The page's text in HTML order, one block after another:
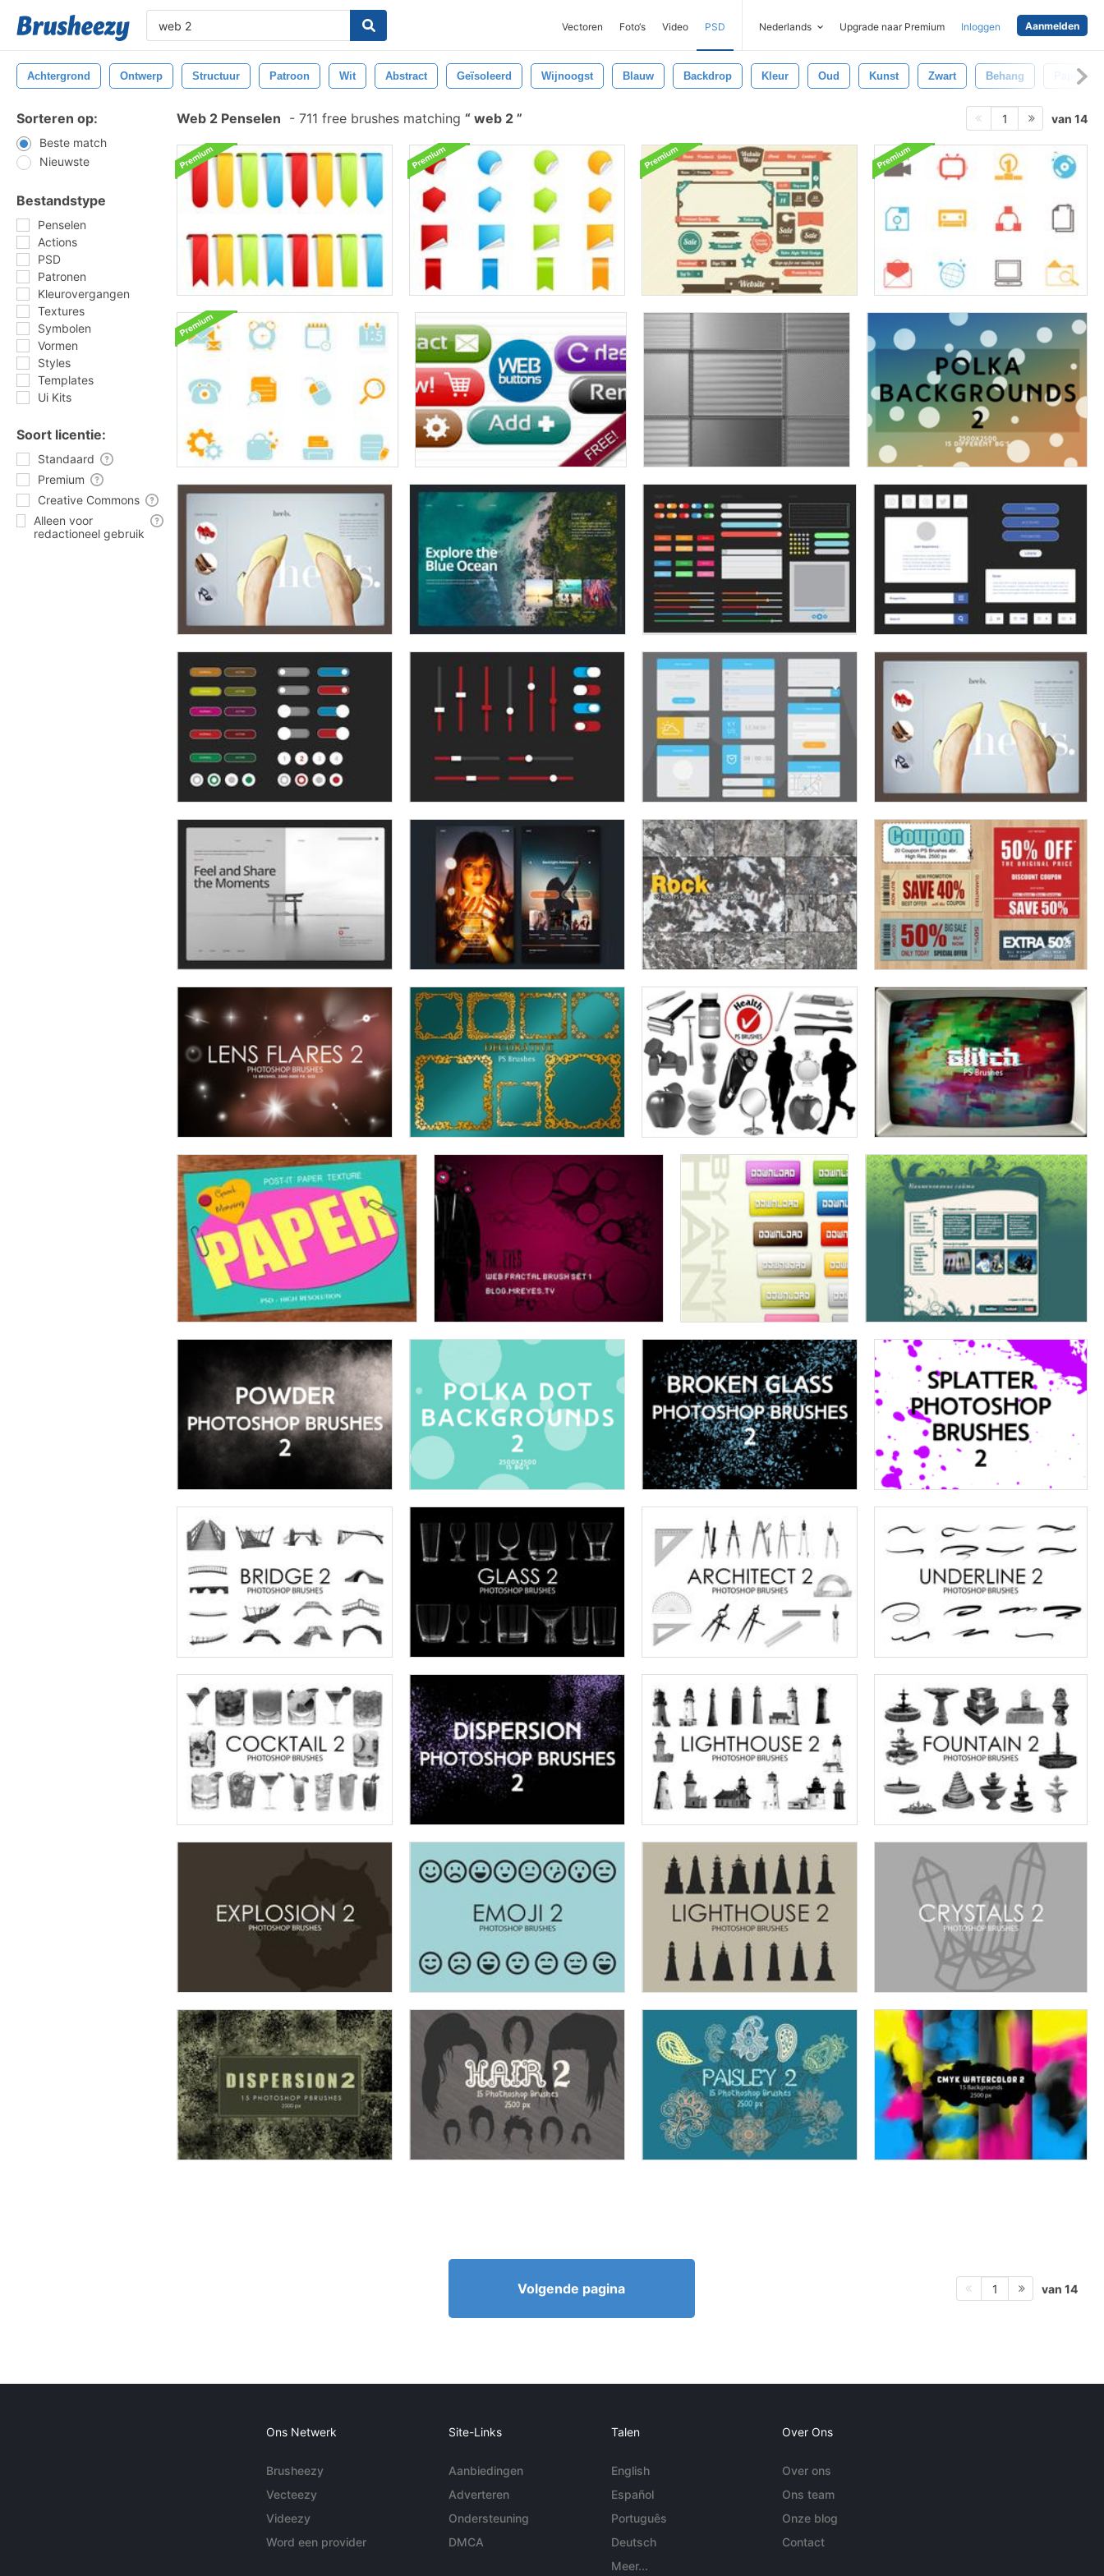
Vectoren Foto‘s Video PSD Nederlands Upgrade naar Premium Inloggen Aanmelden
Achtergrond Ontwerp Structuur Patroon Wit Abstract Geïsoleerd Wijnoogst Blauw Backdrop Kleur Oud Kunst Zwart Behang Papier
Sorteren op:
Beste match
Nieuwste
Bestandstype
Penselen
Actions
PSD
Patronen
Kleurovergangen
Textures
Symbolen
Vormen
Styles
Templates
Ui Kits
Soort licentie:
Standaard
Premium
Creative Commons
Alleen voor
redactioneel gebruik
Web 2 Penselen - 711 free brushes matching web 2 1 van 14
Volgende pagina 1 van 14
Ons Netwerk
Brusheezy
Vecteezy
Videezy
Word een provider
Site-Links
Aanbiedingen
Adverteren
Ondersteuning
DMCA
Talen
English
Español
Português
Deutsch
Meer...
Over Ons
Over ons
Ons team
Onze blog
Contact